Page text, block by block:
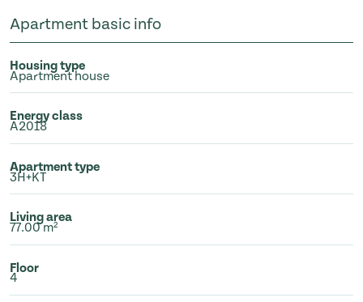
Apartment basic info
Housing type
Apartment house
Energy class
A2018
Apartment type
3H+KT
Living area
77.00 m²
Floor
4